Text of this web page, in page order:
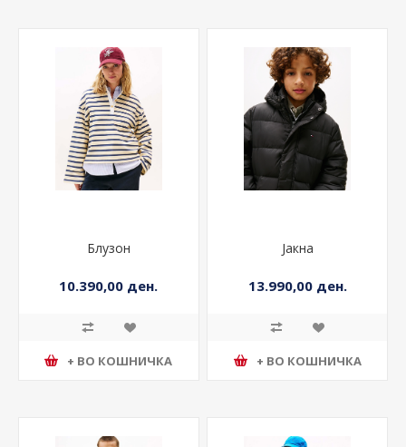
Блузон
10.390,00 ден.
+ ВО КОШНИЧКА
Јакна
13.990,00 ден.
+ ВО КОШНИЧКА